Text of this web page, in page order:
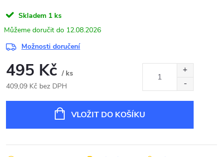
Skladem 1 ks
12.08.2026
Možnosti doručení
495 Kč / ks
409,09 Kč bez DPH
VLOŽIT DO KOŠÍKU